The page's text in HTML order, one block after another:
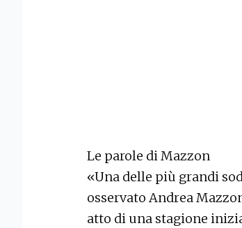
Le parole di Mazzon
«Una delle più grandi
osservato Andrea
atto di una stagione